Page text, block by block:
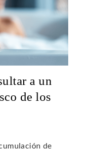
a un
de los
de